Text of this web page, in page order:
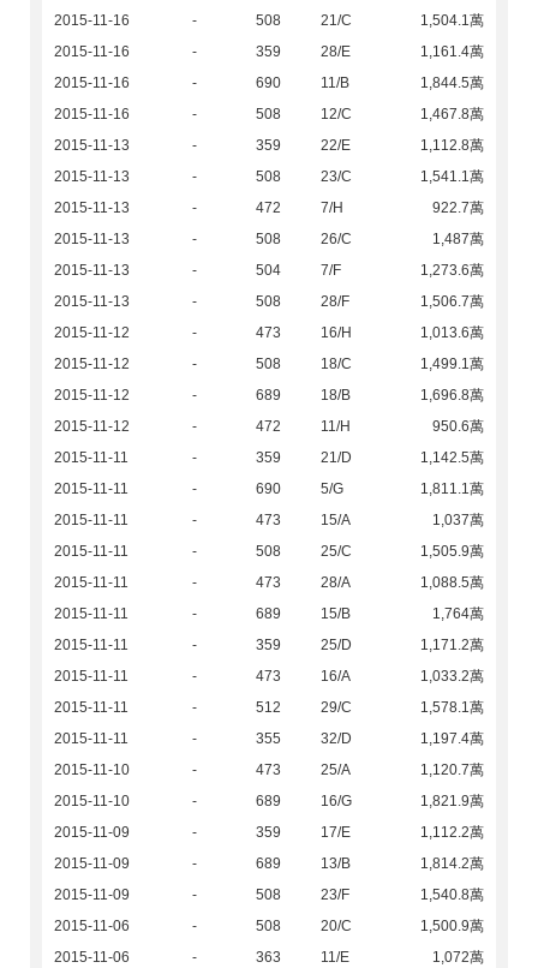
2015-11-16
- 508 21/C
1,504.1萬
2015-11-16
- 359 28/E
1,161.4萬
2015-11-16
- 690 11/B
1,844.5萬
2015-11-16
- 508 12/C
1,467.8萬
2015-11-13
- 359 22/E
1,112.8萬
2015-11-13
- 508 23/C
1,541.1萬
2015-11-13
- 472 7/H
922.7萬
2015-11-13
- 508 26/C
1,487萬
2015-11-13
- 504 7/F
1,273.6萬
2015-11-13
- 508 28/F
1,506.7萬
2015-11-12
- 473 16/H
1,013.6萬
2015-11-12
- 508 18/C
1,499.1萬
2015-11-12
- 689 18/B
1,696.8萬
2015-11-12
- 472 11/H
950.6萬
2015-11-11
- 359 21/D
1,142.5萬
2015-11-11
- 690 5/G
1,811.1萬
2015-11-11
- 473 15/A
1,037萬
2015-11-11
- 508 25/C
1,505.9萬
2015-11-11
- 473 28/A
1,088.5萬
2015-11-11
- 689 15/B
1,764萬
2015-11-11
- 359 25/D
1,171.2萬
2015-11-11
- 473 16/A
1,033.2萬
2015-11-11
- 512 29/C
1,578.1萬
2015-11-11
- 355 32/D
1,197.4萬
2015-11-10
- 473 25/A
1,120.7萬
2015-11-10
- 689 16/G
1,821.9萬
2015-11-09
- 359 17/E
1,112.2萬
2015-11-09
- 689 13/B
1,814.2萬
2015-11-09
- 508 23/F
1,540.8萬
2015-11-06
- 508 20/C
1,500.9萬
2015-11-06
- 363 11/E
1,072萬